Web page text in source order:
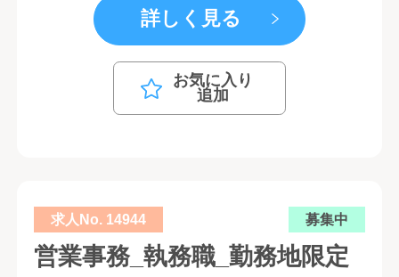
詳しく見る
お気に入り
追加
求人No. 14944 募集中
営業事務_執務職_勤務地限定